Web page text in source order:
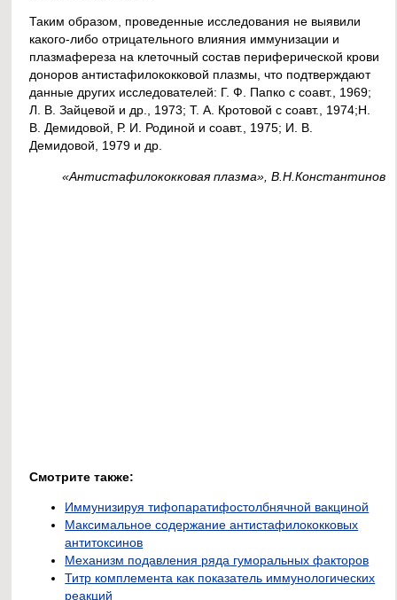
Таким образом, проведенные исследования не выявили
какого-либо отрицательного влияния иммунизации и
плазмафереза на клеточный состав периферической крови
доноров антистафилококковой плазмы, что подтверждают
данные других исследователей: Г. Ф. Папко с соавт., 1969;
Л. В. Зайцевой и др., 1973; Т. А. Кротовой с соавт., 1974;Н.
В. Демидовой, Р. И. Родиной и соавт., 1975; И. В.
Демидовой, 1979 и др.
«Антистафилококковая плазма», В.Н.Константинов
Смотрите также:
Иммунизируя тифопаратифостолбнячной вакциной
Максимальное содержание антистафилококковых
антитоксинов
Механизм подавления ряда гуморальных факторов
Титр комплемента как показатель иммунологических
реакций